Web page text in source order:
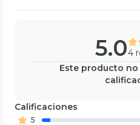
5.04
Este producto
Calificaciones
5